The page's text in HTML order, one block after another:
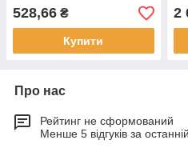
528,66 ₴
Купити
2
Про нас
Рейтинг не сформований
Менше 5 відгуків за